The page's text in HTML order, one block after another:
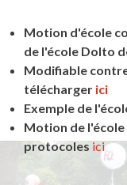
Motion d'école
de l'école Dolto
Modifiable
télécharger ici
Exemple de
Motion de
protocoles ici